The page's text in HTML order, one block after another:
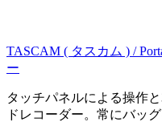
TASCAM ( タスカム ) /
ー
タッチパネルによる操作
ドレコーダー。常にバッ